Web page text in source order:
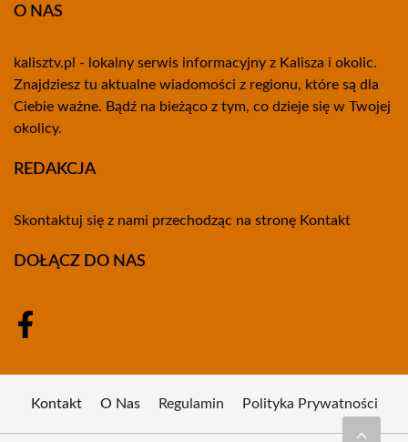
O NAS
kalisztv.pl - lokalny serwis informacyjny z Kalisza i okolic.
Znajdziesz tu aktualne wiadomości z regionu, które są dla
Ciebie ważne. Bądź na bieżąco z tym, co dzieje się w Twojej
okolicy.
REDAKCJA
Skontaktuj się z nami przechodząc na stronę Kontakt
DOŁĄCZ DO NAS
Kontakt O Nas Regulamin Polityka Prywatności